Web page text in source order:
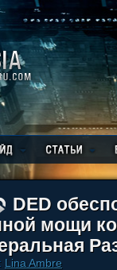
DED
мощи
Lina Ambre